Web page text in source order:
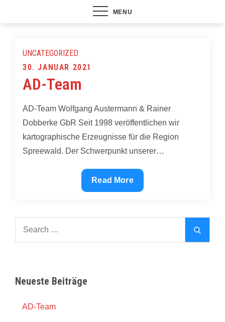
MENU
UNCATEGORIZED
Posted
on
30. JANUAR 2021
AD-Team
AD-Team Wolfgang Austermann & Rainer
Dobberke GbR Seit 1998 veröffentlichen wir
kartographische Erzeugnisse für die Region
Spreewald. Der Schwerpunkt unserer…
AD-
Team
Read More
Neueste Beiträge
AD-Team